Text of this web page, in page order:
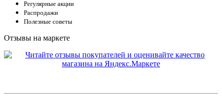
Регулярные акции
Распродажи
Полезные советы
Отзывы на маркете